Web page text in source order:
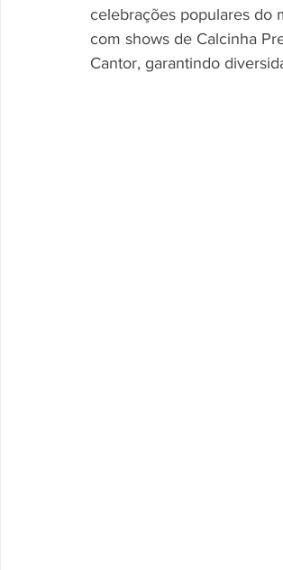
celebrações populares do
com shows de Calcinha
Cantor, garantindo